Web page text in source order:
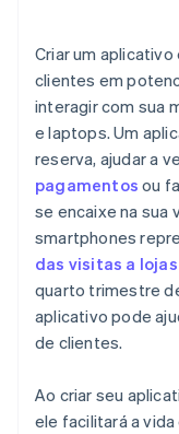
Interação
Compra de
espécie
Envio
Documentos
internacional
Um ano gratuito
dólares em
Criar um
clientes em
interagir com sua
e laptops. Um
reserva, ajudar a
pagamentos ou
se encaixe na sua
smartphones
das visitas a
quarto trimestre
aplicativo pode
de clientes.
Ao criar seu
ele facilitará a